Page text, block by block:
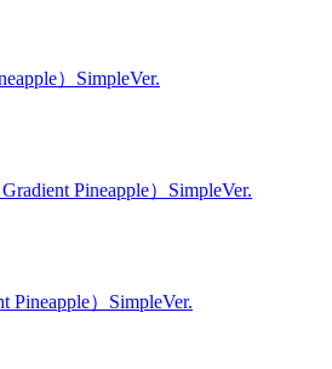
）SimpleVer.
Pineapple）SimpleVer.
）SimpleVer.